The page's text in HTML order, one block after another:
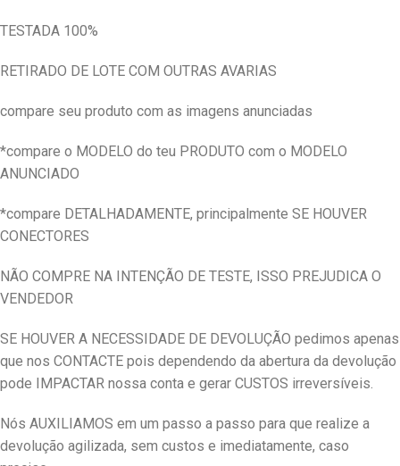
TESTADA 100%
RETIRADO DE LOTE COM OUTRAS AVARIAS
compare seu produto com as imagens anunciadas
*compare o MODELO do teu PRODUTO com o MODELO
ANUNCIADO
*compare DETALHADAMENTE, principalmente SE HOUVER
CONECTORES
NÃO COMPRE NA INTENÇÃO DE TESTE, ISSO PREJUDICA O
VENDEDOR
SE HOUVER A NECESSIDADE DE DEVOLUÇÃO pedimos apenas
que nos CONTACTE pois dependendo da abertura da devolução
pode IMPACTAR nossa conta e gerar CUSTOS irreversíveis.
Nós AUXILIAMOS em um passo a passo para que realize a
devolução agilizada, sem custos e imediatamente, caso